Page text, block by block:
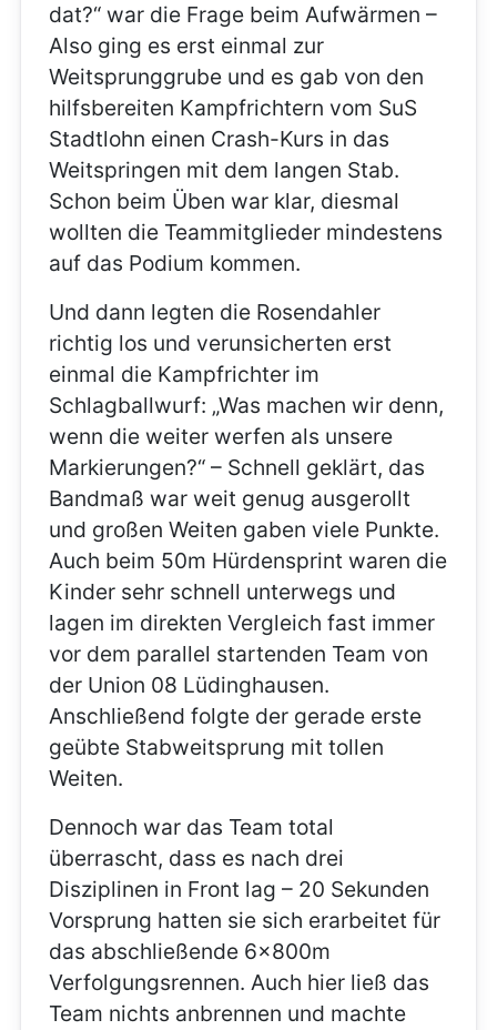
dat?“ war die Frage beim Aufwärmen –
Also ging es erst einmal zur
Weitsprunggrube und es gab von den
hilfsbereiten Kampfrichtern vom SuS
Stadtlohn einen Crash-Kurs in das
Weitspringen mit dem langen Stab.
Schon beim Üben war klar, diesmal
wollten die Teammitglieder mindestens
auf das Podium kommen.
Und dann legten die Rosendahler
richtig los und verunsicherten erst
einmal die Kampfrichter im
Schlagballwurf: „Was machen wir denn,
wenn die weiter werfen als unsere
Markierungen?“ – Schnell geklärt, das
Bandmaß war weit genug ausgerollt
und großen Weiten gaben viele Punkte.
Auch beim 50m Hürdensprint waren die
Kinder sehr schnell unterwegs und
lagen im direkten Vergleich fast immer
vor dem parallel startenden Team von
der Union 08 Lüdinghausen.
Anschließend folgte der gerade erste
geübte Stabweitsprung mit tollen
Weiten.
Dennoch war das Team total
überrascht, dass es nach drei
Disziplinen in Front lag – 20 Sekunden
Vorsprung hatten sie sich erarbeitet für
das abschließende 6x800m
Verfolgungsrennen. Auch hier ließ das
Team nichts anbrennen und machte